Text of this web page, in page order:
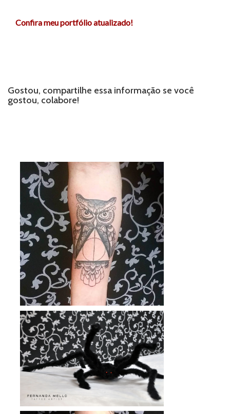
Confira meu portfólio atualizado!
Gostou, compartilhe essa informação se você
gostou, colabore!